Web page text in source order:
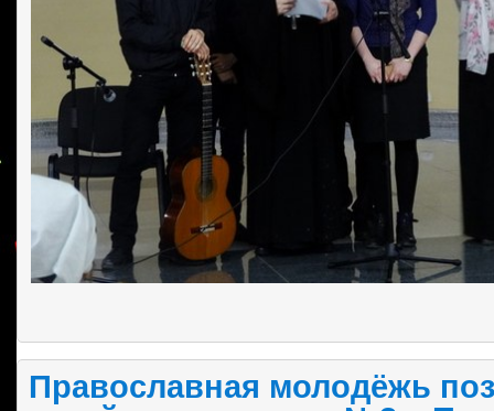
Православная молодёжь